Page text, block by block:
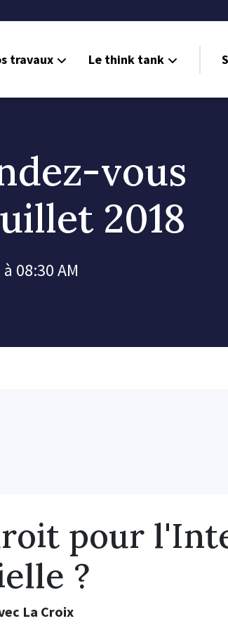
travaux Le think tank
vous
2018
08:30 AM
pour
?
La Croix